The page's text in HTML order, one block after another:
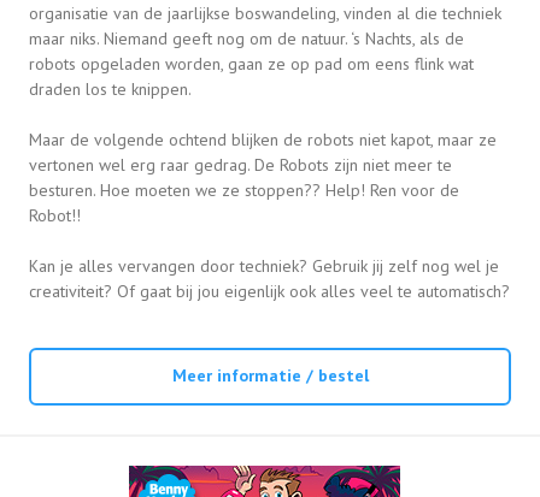
organisatie van de jaarlijkse boswandeling, vinden al die techniek
maar niks. Niemand geeft nog om de natuur. ‘s Nachts, als de
robots opgeladen worden, gaan ze op pad om eens flink wat
draden los te knippen.
Maar de volgende ochtend blijken de robots niet kapot, maar ze
vertonen wel erg raar gedrag. De Robots zijn niet meer te
besturen. Hoe moeten we ze stoppen?? Help! Ren voor de
Robot!!
Kan je alles vervangen door techniek? Gebruik jij zelf nog wel je
creativiteit? Of gaat bij jou eigenlijk ook alles veel te automatisch?
Meer informatie / bestel